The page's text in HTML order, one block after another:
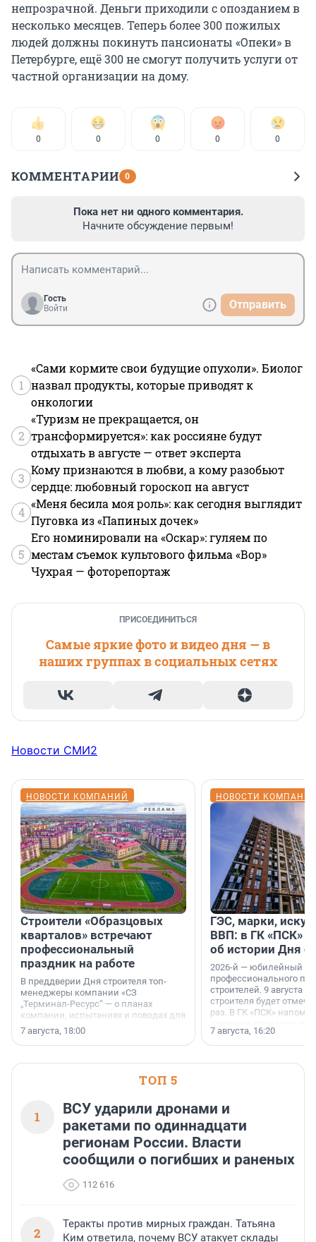
непрозрачной. Деньги приходили с опозданием в
несколько месяцев. Теперь более 300 пожилых
людей должны покинуть пансионаты «Опеки» в
Петербурге, ещё 300 не смогут получить услуги от
частной организации на дому.
0 0 0 0 0
КОММЕНТАРИИ 0
Пока нет ни одного комментария.
Начните обсуждение первым!
Гость
Войти
Отправить
1
«Сами кормите свои будущие опухоли». Биолог
назвал продукты, которые приводят к
онкологии
2
«Туризм не прекращается, он
трансформируется»: как россияне будут
отдыхать в августе — ответ эксперта
3
Кому признаются в любви, а кому разобьют
сердце: любовный гороскоп на август
4
«Меня бесила моя роль»: как сегодня выглядит
Пуговка из «Папиных дочек»
5
Его номинировали на «Оскар»: гуляем по
местам съемок культового фильма «Вор»
Чухрая — фоторепортаж
ПРИСОЕДИНИТЬСЯ
Самые яркие фото и видео дня — в
наших группах в социальных сетях
Новости СМИ2
НОВОСТИ КОМПАНИЙ
Строители «Образцовых
кварталов» встречают
профессиональный
праздник на работе
В преддверии Дня строителя топ-
менеджеры компании «СЗ
„Терминал-Ресурс“ — о планах
компании, испытаниях и поводах для
осторожного оптимизма.
7 августа, 18:00
НОВОСТИ
ГЭС, марки,
ВВП: в ГК «ПСК»
об истории Дня
2026-й — юбилейный
профессионального
строителей. 9 августа
строителя будет
раз. В ГК «ПСК»
поменялась роль
7 августа, 16:20
ТОП 5
1
ВСУ ударили дронами и
ракетами по одиннадцати
регионам России. Власти
сообщили о погибших и раненых
112 616
2
Теракты против мирных граждан. Татьяна
Ким ответила, почему ВСУ атакует склады